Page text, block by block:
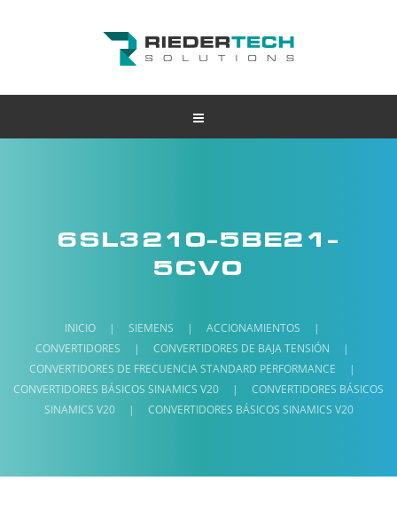
6SL3210-5BE21-
5CV0
INICIO | SIEMENS | ACCIONAMIENTOS
|
CONVERTIDORES
| CONVERTIDORES DE BAJA TENSIÓN
|
CONVERTIDORES DE FRECUENCIA STANDARD PERFORMANCE
|
CONVERTIDORES BÁSICOS SINAMICS V20
|
CONVERTIDORES BÁSICOS
SINAMICS V20
| CONVERTIDORES BÁSICOS SINAMICS V20